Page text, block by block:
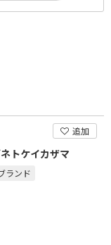
追加
トケイカザマ
ランド